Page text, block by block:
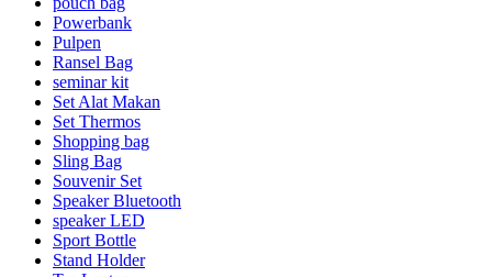
Powerbank
Pulpen
Ransel Bag
seminar kit
Set Alat Makan
Set Thermos
Shopping bag
Sling Bag
Souvenir Set
Speaker Bluetooth
speaker LED
Sport Bottle
Stand Holder